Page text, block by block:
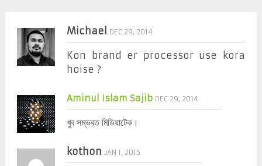
Michael DEC 29, 2014
Kon brand er processor use kora
hoise ?
Aminul Islam Sajib DEC 29, 2014
খুব সম্ভবত মিডিয়াটেক।
kothon JAN 1, 2015